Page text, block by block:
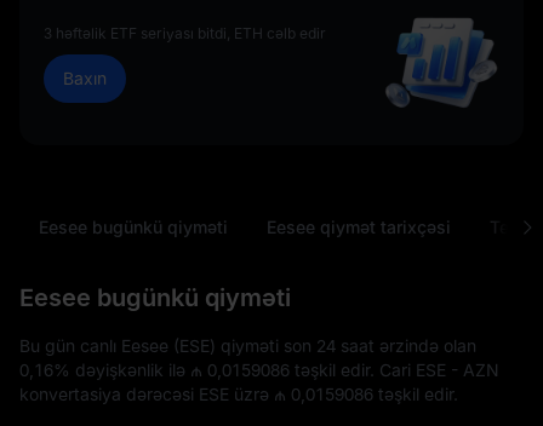
3 həftəlik ETF seriyası bitdi, ETH cəlb edir
Baxın
Eesee bugünkü qiyməti Eesee qiymət tarixçəsi Tez-
Eesee bugünkü qiyməti
Bu gün canlı Eesee (ESE) qiyməti son 24 saat ərzində olan
0,16% dəyişkənlik ilə ₼ 0,0159086 təşkil edir. Cari ESE - AZN
konvertasiya dərəcəsi ESE üzrə ₼ 0,0159086 təşkil edir.